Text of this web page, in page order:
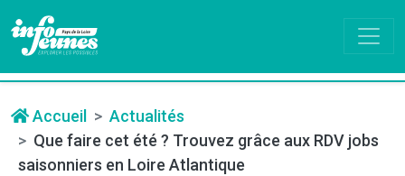
Accueil
Actualités
Que faire cet été ? Trouvez grâce aux RDV jobs
saisonniers en Loire Atlantique